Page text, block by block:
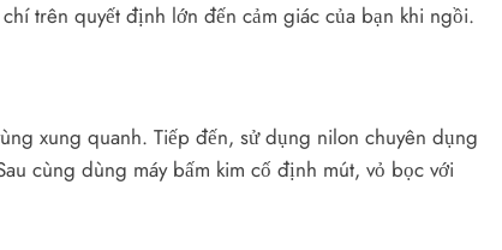
trên quyết định lớn đến cảm giác của bạn khi ngồi.
xung quanh. Tiếp đến, sử dụng nilon chuyên dụng
cùng dùng máy bấm kim cố định mút, vỏ bọc với